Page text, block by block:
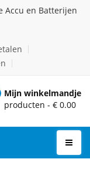
Accu en Batterijen
Mijn winkelmandje
producten - € 0.00